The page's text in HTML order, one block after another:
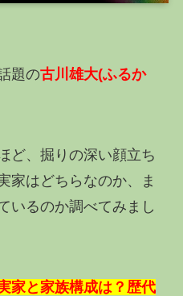
題の古川雄大(ふるか
ど、掘りの深い顔立ち
家はどちらなのか、ま
いるのか調べてみまし
家と家族構成は？歴代